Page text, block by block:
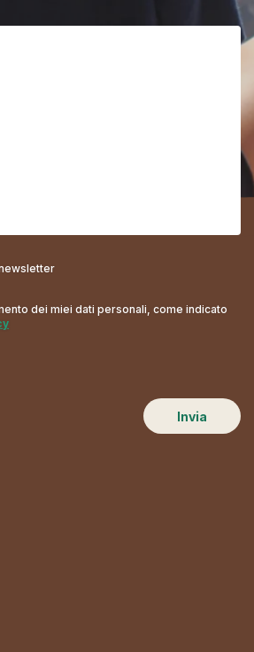
dei miei dati personali, come indicato
Invia